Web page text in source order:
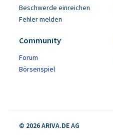
Beschwerde einreichen
Fehler melden
Community
Forum
Börsenspiel
© 2026 ARIVA.DE AG